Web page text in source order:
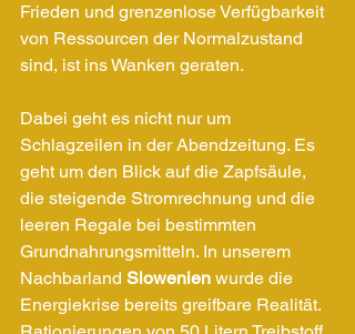
Frieden und grenzenlose Verfügbarkeit
von Ressourcen der Normalzustand
sind, ist ins Wanken geraten.
Dabei geht es nicht nur um
Schlagzeilen in der Abendzeitung. Es
geht um den Blick auf die Zapfsäule,
die steigende Stromrechnung und die
leeren Regale bei bestimmten
Grundnahrungsmitteln. In unserem
Nachbarland Slowenien wurde die
Energiekrise bereits greifbare Realität.